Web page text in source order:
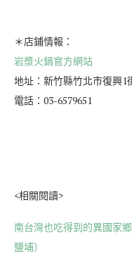
＊店鋪情報：
岩漿火鍋官方網站
地址：新竹縣竹北市復興1
電話：03-6579651
<相關閱讀>
南台灣也吃得到的異國家
鹽埔）